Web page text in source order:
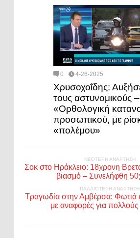
0 4-26-2025
Χρυσοχοΐδης:
τους αστυνομικούς –
«Ορθολογική
προσωπικού, με
«πολέμου»
ΝΕΌΤΕΡΗ ΑΝΆΡΤΗΣΗ
Σοκ στο Ηράκλειο: 18χρονη
βιασμό – Συνελήφθη
ΠΑΛΑΙΌΤΕΡΗ ΑΝΆΡΤΗΣΗ
Τραγωδία στην Αμβέρσα: Φωτιά
με αναφορές για πολλούς